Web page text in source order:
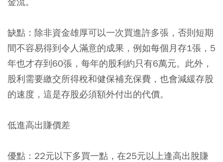
缺點：除非資金雄厚可以一次買進許多張，否則短期
間不容易得到令人滿意的成果，例如每個月存1張，5
年也才存到60張，每年的股利約只有6萬元。此外，
股利需要繳交所得稅和健保補充保費，也會減緩存股
的速度，這是存股必須額外付出的代價。
低進高出賺價差
優點：22元以下多買一點，在25元以上逢高出脫賺